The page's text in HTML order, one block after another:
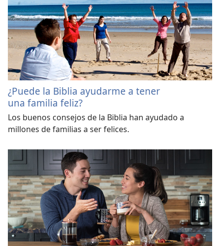
¿Puede la Biblia ayudarme a tener
una familia feliz?
Los buenos consejos de la Biblia han ayudado a
millones de familias a ser felices.